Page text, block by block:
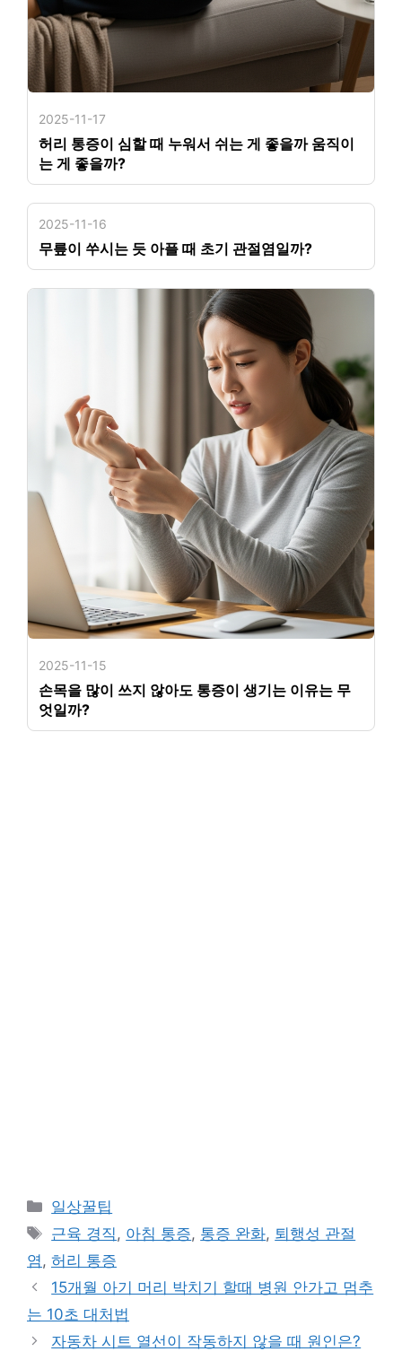
2025-11-17
허리 통증이 심할 때 누워서 쉬는 게 좋을까 움직이
는 게 좋을까?
2025-11-16
무릎이 쑤시는 듯 아플 때 초기 관절염일까?
2025-11-15
손목을 많이 쓰지 않아도 통증이 생기는 이유는 무
엇일까?
카
테
리
일상꿀팁
태
그
근육 경직 , 아침 통증, 통증 완화, 퇴행성 관절
염 , 허리 통증
15개월 아기 머리 박치기 할때 병원 안가고 멈추
는 10초 대처법
자동차 시트 열선이 작동하지 않을 때 원인은?